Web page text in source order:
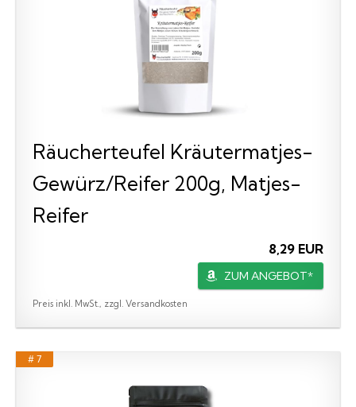
Räucherteufel Kräutermatjes-
Gewürz/Reifer 200g, Matjes-
Reifer
8,29 EUR
ZUM ANGEBOT*
Preis inkl. MwSt., zzgl. Versandkosten
# 7